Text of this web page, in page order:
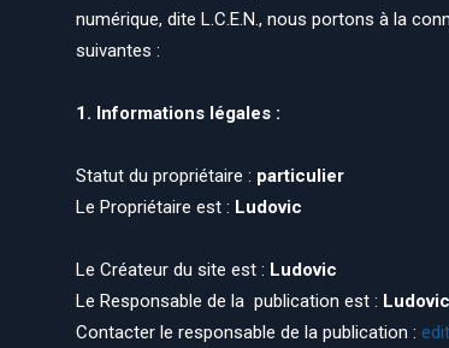
numérique, dite L.C.E.N., nous portons à la
suivantes :
1. Informations légales :
Statut du propriétaire : particulier
Le Propriétaire est : Ludovic
Le Créateur du site est : Ludovic
Le Responsable de la publication est : Ludovic
Contacter le responsable de la publication :